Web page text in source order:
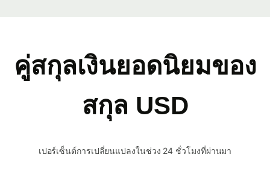
คู่สกุลเงินยอดนิยมของ
สกุล USD
เปอร์เซ็นต์การเปลี่ยนแปลงในช่วง 24 ชั่วโมงที่ผ่านมา